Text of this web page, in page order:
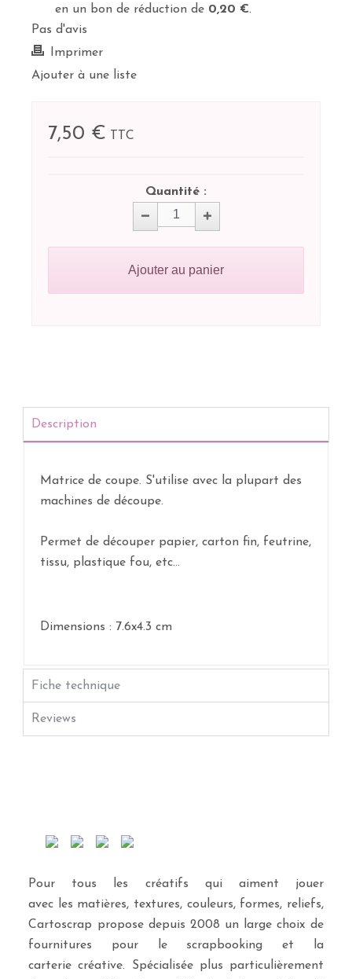
en un bon de réduction de 0,20 €.
Pas d'avis
Imprimer
Ajouter à une liste
7,50 € TTC
Quantité :
Ajouter au panier
Description
Matrice de coupe. S'utilise avec la plupart des
machines de découpe.
Permet de découper papier, carton fin, feutrine,
tissu, plastique fou, etc...
Dimensions : 7.6x4.3 cm
Fiche technique
Reviews
Pour tous les créatifs qui aiment jouer
avec les matières, textures, couleurs, formes, reliefs,
Cartoscrap propose depuis 2008 un large choix de
fournitures pour le scrapbooking et la
carterie créative. Spécialisée plus particulièrement